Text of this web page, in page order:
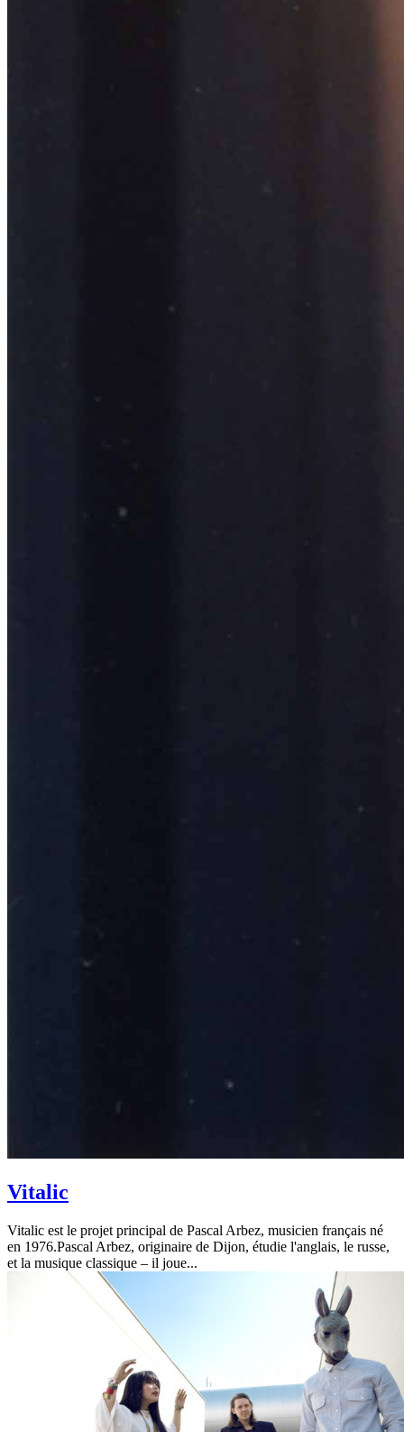
Vitalic
Vitalic est le projet principal de Pascal Arbez, musicien français né
en 1976.Pascal Arbez, originaire de Dijon, étudie l'anglais, le russe,
et la musique classique – il joue...